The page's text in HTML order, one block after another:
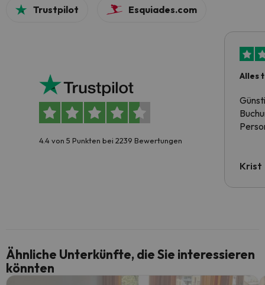
Trustpilot Esquiades.com
4.4 von 5 Punkten bei 2239 Bewertungen
Alles
Krist
Ähnliche Unterkünfte, die Sie interessieren
könnten